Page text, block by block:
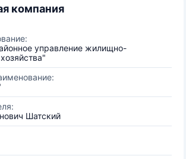
компания
управление жилищно-
Шатский